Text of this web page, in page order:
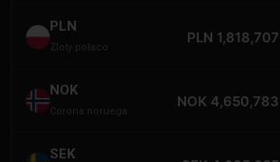
PLN
Zloty polaco
PLN 1,818,707
NOK
Corona noruega
NOK 4,650,783
SEK